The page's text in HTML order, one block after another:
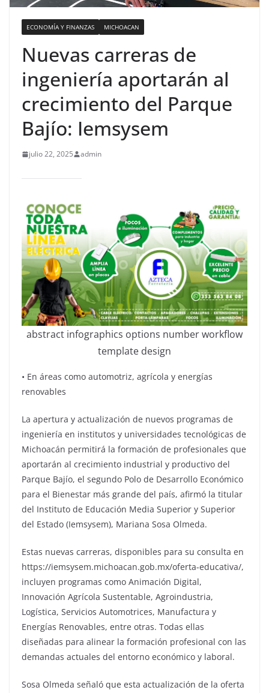
ECONOMÍA Y FINANZAS MICHOACAN
Nuevas carreras de
ingeniería aportarán al
crecimiento del Parque
Bajío: Iemsysem
julio 22, 2025 admin
abstract infographics options number workflow
template design
•⁠ ⁠En áreas como automotriz, agrícola y energías
renovables
La apertura y actualización de nuevos programas de
ingeniería en institutos y universidades tecnológicas de
Michoacán permitirá la formación de profesionales que
aportarán al crecimiento industrial y productivo del
Parque Bajío, el segundo Polo de Desarrollo Económico
para el Bienestar más grande del país, afirmó la titular
del Instituto de Educación Media Superior y Superior
del Estado (Iemsysem), Mariana Sosa Olmeda.
Estas nuevas carreras, disponibles para su consulta en
https://iemsysem.michoacan.gob.mx/oferta-educativa/,
incluyen programas como Animación Digital,
Innovación Agrícola Sustentable, Agroindustria,
Logística, Servicios Automotrices, Manufactura y
Energías Renovables, entre otras. Todas ellas
diseñadas para alinear la formación profesional con las
demandas actuales del entorno económico y laboral.
Sosa Olmeda señaló que esta actualización de la oferta